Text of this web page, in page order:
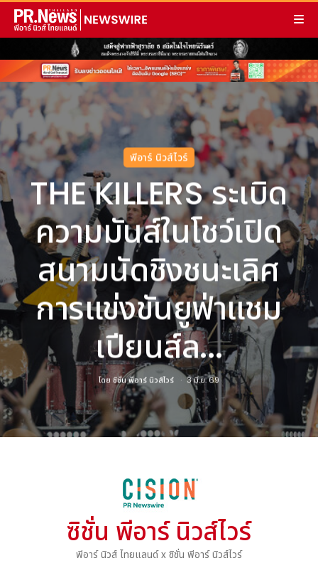
พีอาร์ นิวส์ไวร์
THE KILLERS ระเบิด
ความมันส์ในโชว์เปิด
สนามนัดชิงชนะเลิศ
การแข่งขันยูฟ่าแชม
เปียนส์ล...
โดย ซิชั่น พีอาร์ นิวส์ไวร์ 3 มิ.ย. 69
ซิชั่น พีอาร์ นิวส์ไวร์
พีอาร์ นิวส์ ไทยแลนด์ x ซิชั่น พีอาร์ นิวส์ไวร์